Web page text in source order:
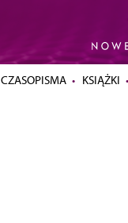
CZASOPISMA KSIĄŻKI